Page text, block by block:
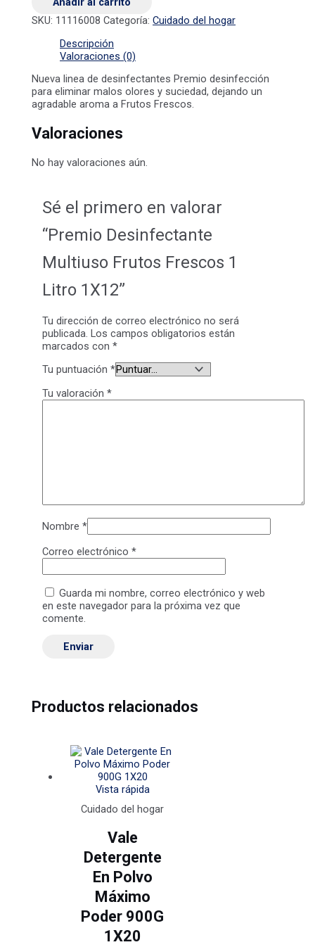
SKU: 11116008 Categoría:Cuidado del hogar
Descripción
Valoraciones (0)
Nueva linea de desinfectantes Premio desinfección
para eliminar malos olores y suciedad, dejando un
agradable aroma a Frutos Frescos.
Valoraciones
No hay valoraciones aún.
Sé el primero en valorar
“Premio Desinfectante
Multiuso Frutos Frescos 1
Litro 1X12”
Tu dirección de correo electrónico no será
publicada. Los campos obligatorios están
marcados con *
Tu puntuación *
Tu valoración *
Nombre *
Correo electrónico *
Guarda mi nombre, correo electrónico y web
en este navegador para la próxima vez que
comente.
Productos relacionados
Vista rápida
Cuidado del hogar
Vale
Detergente
En Polvo
Máximo
Poder 900G
1X20